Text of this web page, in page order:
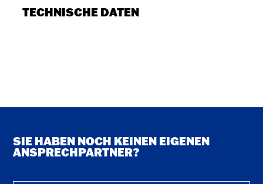
TECHNISCHE DATEN
SIE HABEN NOCH KEINEN EIGENEN
ANSPRECHPARTNER?